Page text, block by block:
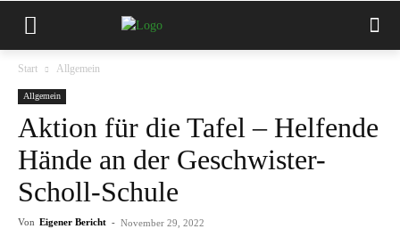
Start Allgemein
Allgemein
Aktion für die Tafel – Helfende
Hände an der Geschwister-
Scholl-Schule
Von Eigener Bericht - November 29, 2022